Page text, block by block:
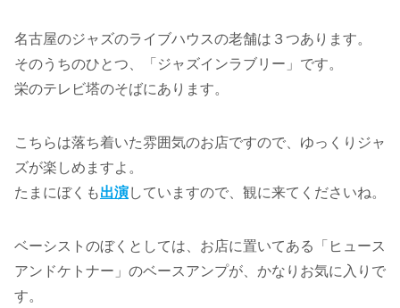
名古屋のジャズのライブハウスの老舗は３つあります。
そのうちのひとつ、「ジャズインラブリー」です。
栄のテレビ塔のそばにあります。
こちらは落ち着いた雰囲気のお店ですので、ゆっくりジャ
ズが楽しめますよ。
たまにぼくも出演していますので、観に来てくださいね。
ベーシストのぼくとしては、お店に置いてある「ヒュース
アンドケトナー」のベースアンプが、かなりお気に入りで
す。